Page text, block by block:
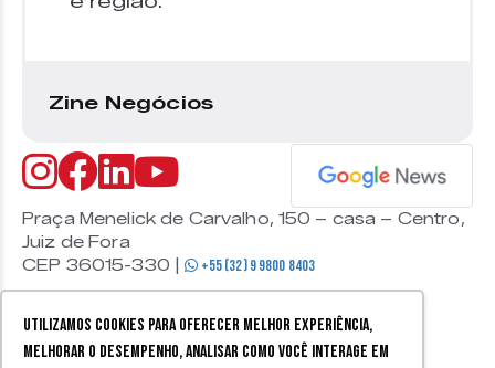
Utilizamos cookies para oferecer melhor experiência,
melhorar o desempenho, analisar como você interage em
Zine Negócios
Praça Menelick de Carvalho, 150 – casa – Centro,
Juiz de Fora
CEP 36015-330 |
+55 (32) 9 9800 8403